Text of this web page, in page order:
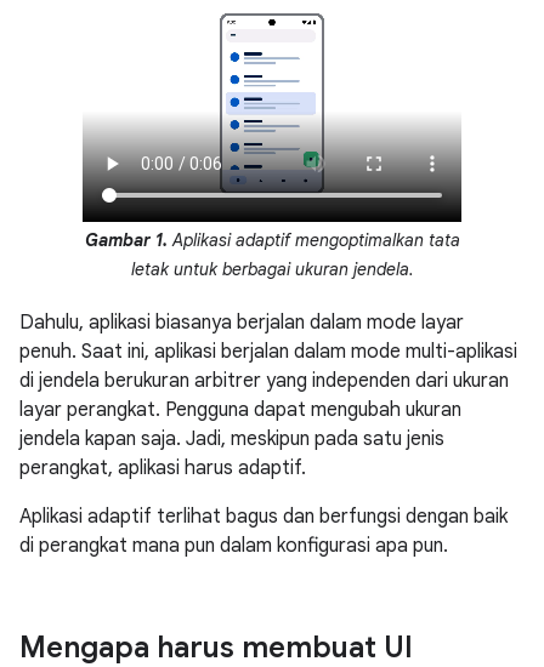
Gambar 1. Aplikasi adaptif mengoptimalkan tata
letak untuk berbagai ukuran jendela.
Dahulu, aplikasi biasanya berjalan dalam mode layar
penuh. Saat ini, aplikasi berjalan dalam mode multi-aplikasi
di jendela berukuran arbitrer yang independen dari ukuran
layar perangkat. Pengguna dapat mengubah ukuran
jendela kapan saja. Jadi, meskipun pada satu jenis
perangkat, aplikasi harus adaptif.
Aplikasi adaptif terlihat bagus dan berfungsi dengan baik
di perangkat mana pun dalam konfigurasi apa pun.
Mengapa harus membuat UI